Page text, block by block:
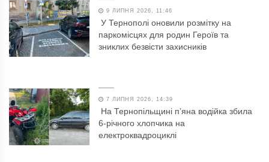
9 ЛИПНЯ 2026, 11:46
У Тернополі оновили розмітку на
паркомісцях для родин Героїв та
зниклих безвісти захисників
7 ЛИПНЯ 2026, 14:39
На Тернопільщині п’яна водійка збила
6-річного хлопчика на
електроквадроциклі